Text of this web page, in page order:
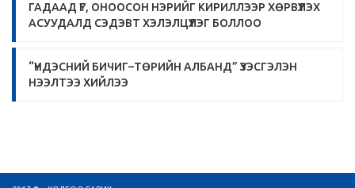
ГАДААД ҮГ, ОНООСОН НЭРИЙГ КИРИЛЛЭЭР ХӨРВҮҮЛЭХ
АСУУДАЛД СЭДЭВТ ХЭЛЭЛЦҮҮЛЭГ БОЛЛОО
“ҮНДЭСНИЙ БИЧИГ–ТӨРИЙН АЛБАНД” ҮЗЭСГЭЛЭН
НЭЭЛТЭЭ ХИЙЛЭЭ